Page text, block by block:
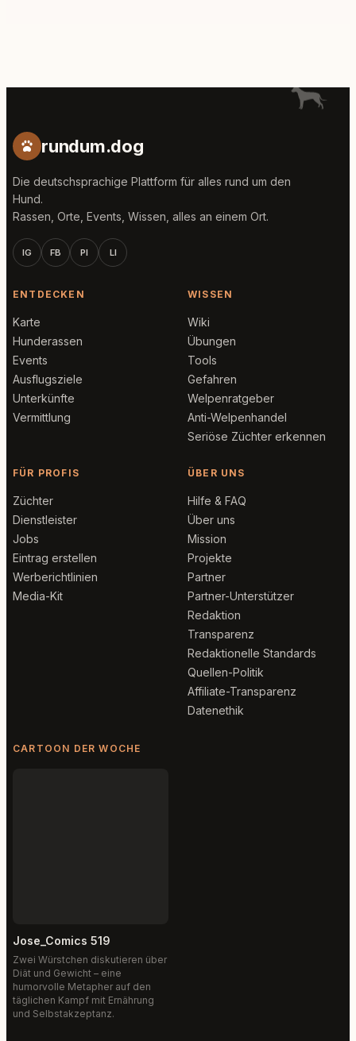
rundum.dog
Die deutschsprachige Plattform für alles rund um den
Hund.
Rassen, Orte, Events, Wissen, alles an einem Ort.
IG FB PI LI
ENTDECKEN
Karte
Hunderassen
Events
Ausflugsziele
Unterkünfte
Vermittlung
WISSEN
Wiki
Übungen
Tools
Gefahren
Welpenratgeber
Anti-Welpenhandel
Seriöse Züchter erkennen
FÜR PROFIS
Züchter
Dienstleister
Jobs
Eintrag erstellen
Werberichtlinien
Media-Kit
ÜBER UNS
Hilfe & FAQ
Über uns
Mission
Projekte
Partner
Partner-Unterstützer
Redaktion
Transparenz
Redaktionelle Standards
Quellen-Politik
Affiliate-Transparenz
Datenethik
CARTOON DER WOCHE
Jose_Comics 519
Zwei Würstchen diskutieren über
Diät und Gewicht – eine
humorvolle Metapher auf den
täglichen Kampf mit Ernährung
und Selbstakzeptanz.